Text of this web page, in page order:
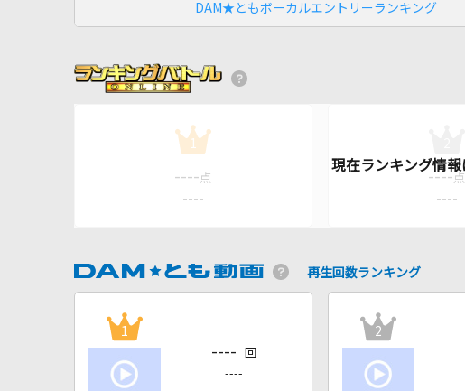
DAM★ともボーカルエントリーランキング
1
---- 点
----
---- 点
----
再生回数ランキング
1
---- 回
----
2